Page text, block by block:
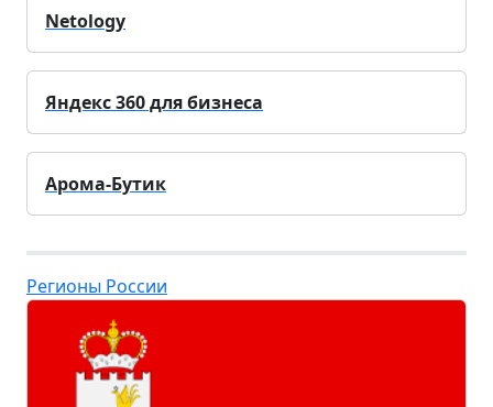
Netology
Яндекс 360 для бизнеса
Арома-Бутик
Регионы России